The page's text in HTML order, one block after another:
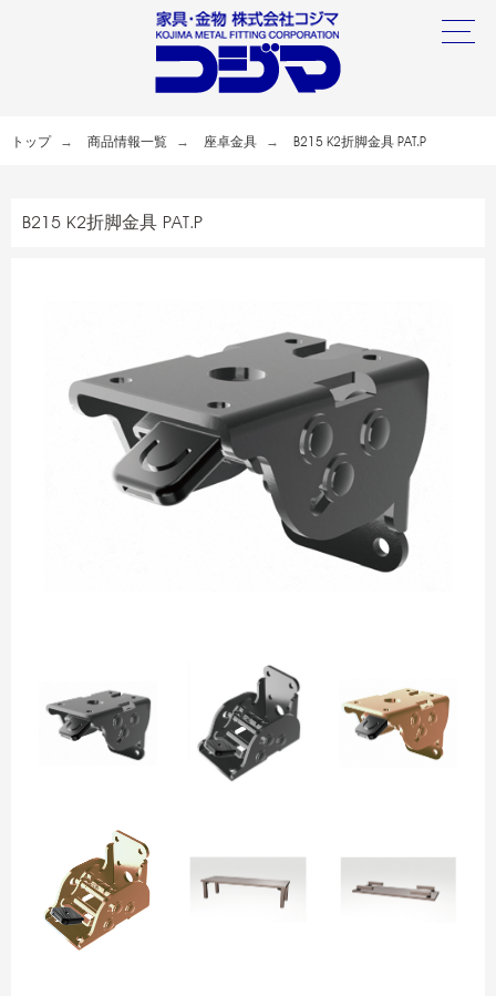
トップ 商品情報一覧 座卓金具 B215 K2折脚金具 PAT.P
B215 K2折脚金具 PAT.P